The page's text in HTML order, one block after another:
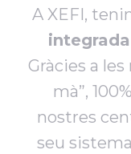
A XEFI,
integrada
Gràcies a
mà”,
nostres
seu